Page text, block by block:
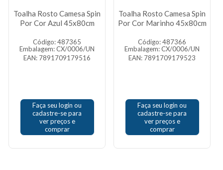
Toalha Rosto Camesa Spin
Por Cor Azul 45x80cm
Código: 487365
Embalagem: CX/0006/UN
EAN: 7891709179516
Faça seu login ou
cadastre-se para
ver preços e
comprar
Toalha Rosto Camesa Spin
Por Cor Marinho 45x80cm
Código: 487366
Embalagem: CX/0006/UN
EAN: 7891709179523
Faça seu login ou
cadastre-se para
ver preços e
comprar